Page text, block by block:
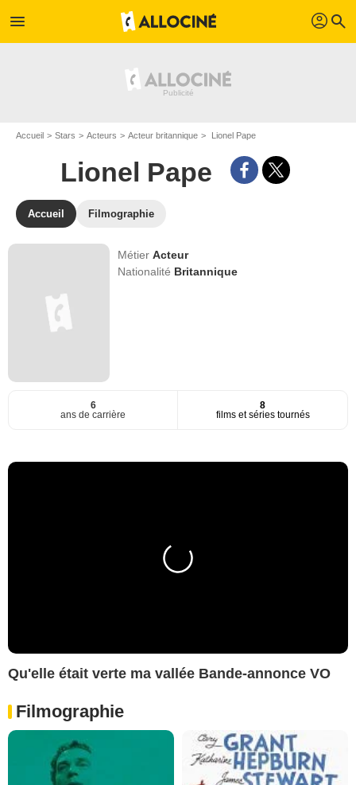
menu profil search
Accueil Stars Acteurs Acteur britannique Lionel Pape
Lionel Pape
Accueil Filmographie
MétierActeur
Nationalité Britannique
6
ans de carrière
8
films et séries tournés
Qu'elle était verte ma vallée Bande-annonce VO
Filmographie